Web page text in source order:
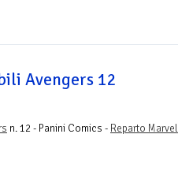
Avengers 12
n. 12 - Panini Comics - Reparto Marvel